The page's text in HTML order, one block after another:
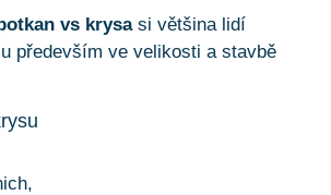
vs krysasi většina lidí
především ve velikosti a stavbě